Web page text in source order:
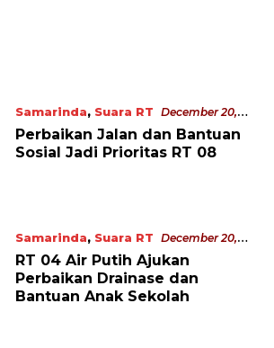
Samarinda, Suara RT December 20,
2021
Perbaikan Jalan dan Bantuan
Sosial Jadi Prioritas RT 08
Samarinda, Suara RT December 20,
2021
RT 04 Air Putih Ajukan
Perbaikan Drainase dan
Bantuan Anak Sekolah